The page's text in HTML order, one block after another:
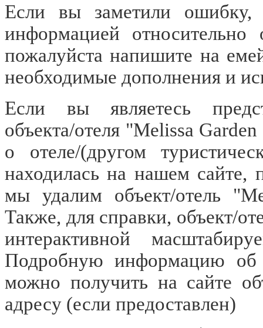
Если вы заметили ошибку,
информацией относительно
пожалуйста напишите на
необходимые дополнения и
Если вы являетесь
объекта/отеля "Melissa
о отеле/(другом
находилась на нашем сайте,
мы удалим объект/отель
Также, для справки, объект/
интерактивной
Подробную информацию об
можно получить на сайте
адресу (если предоставлен)